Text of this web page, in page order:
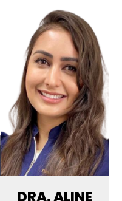
DRA. ALINE